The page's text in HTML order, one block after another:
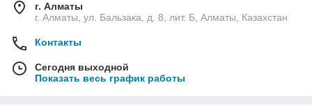
г. Алматы
г. Алматы, ул. Бальзака, д. 8, лит. Б, Алматы, Казахстан
Контакты
Сегодня выходной
Показать весь график работы